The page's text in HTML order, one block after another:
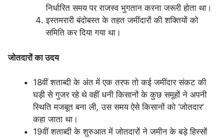
निर्धारित समय पर राजस्व भुगतान करना जरूरी होता था।
इस्तमरारी बंदोबस्त के तहत जमींदारों की शक्तियों को
समिति कर दिया गया था।
जोतदारों का उदय
18वीं शताब्दी के अंत में एक तरफ तो कई जमींदार संकट की
घड़ी से गुजर रहे थे वहीं धनी किसानों के कुछ समूहों ने अपनी
स्थिति मजबूत बना ली, उस समय ऐसे किसानों को ‘जोतदार’
कहा जाता था।
19वीं शताब्दी के शुरुआत में जोतदारों ने जमीन के बड़े हिस्सों